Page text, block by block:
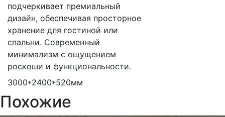
подчеркивает премиальный
дизайн, обеспечивая просторное
хранение для гостиной или
спальни. Современный
минимализм с ощущением
роскоши и функциональности.
3000*2400*520мм
Похожие